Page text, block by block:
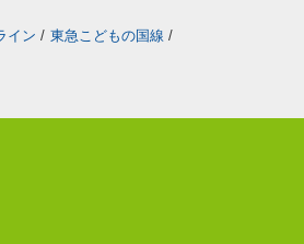
イン / 東急こどもの国線 /